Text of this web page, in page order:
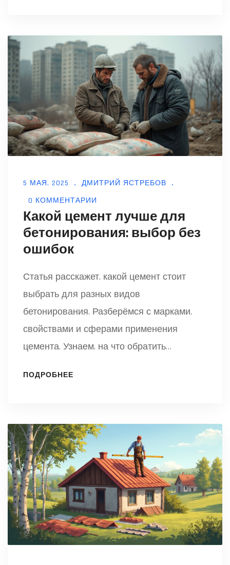
строительных задачах и ошибках, которые
совершают новички.
5 МАЯ, 2025
ДМИТРИЙ ЯСТРЕБОВ
0 КОММЕНТАРИИ
Какой цемент лучше для
бетонирования: выбор без
ошибок
Статья расскажет, какой цемент стоит
выбрать для разных видов
бетонирования. Разберёмся с марками,
свойствами и сферами применения
цемента. Узнаем, на что обратить
крепким и долговечным. Разберём
— всё коротко и по делу.
ПОДРОБНЕЕ